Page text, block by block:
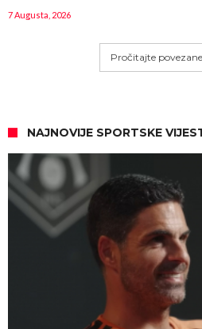
7 Augusta, 2026
Pročitajte
NAJNOVIJE SPORTSKE